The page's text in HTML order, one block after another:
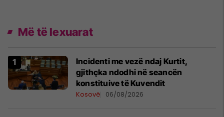
Më të lexuarat
Incidenti me vezë ndaj Kurtit,
gjithçka ndodhi në seancën
konstituive të Kuvendit
Kosovë 06/08/2026